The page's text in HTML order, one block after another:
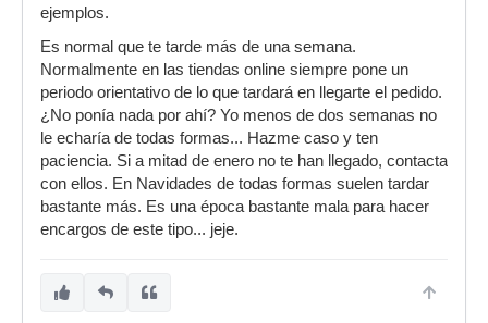
ejemplos.
Es normal que te tarde más de una semana.
Normalmente en las tiendas online siempre pone un
periodo orientativo de lo que tardará en llegarte el pedido.
¿No ponía nada por ahí? Yo menos de dos semanas no
le echaría de todas formas... Hazme caso y ten
paciencia. Si a mitad de enero no te han llegado, contacta
con ellos. En Navidades de todas formas suelen tardar
bastante más. Es una época bastante mala para hacer
encargos de este tipo... jeje.